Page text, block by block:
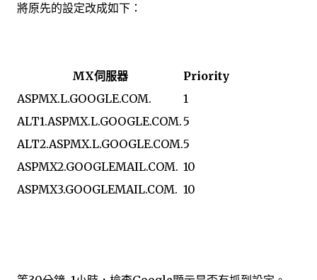
將原先的設定改成如下：
MX伺服器
Priority
ASPMX.L.GOOGLE.COM.
1
ALT1.ASPMX.L.GOOGLE.COM.5
ALT2.ASPMX.L.GOOGLE.COM.5
ASPMX2.GOOGLEMAIL.COM. 10
ASPMX3.GOOGLEMAIL.COM. 10